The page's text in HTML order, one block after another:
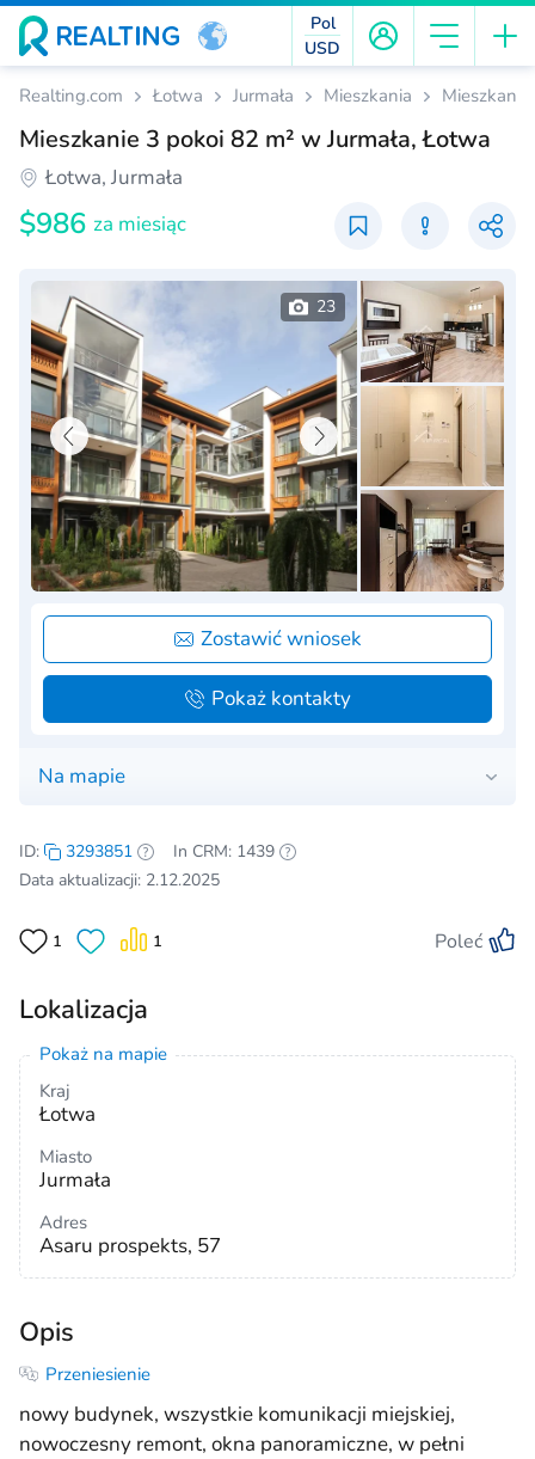
Pol
USD
Realting.com Łotwa Jurmała Mieszkania
Mieszkanie 3 pokoi 82 m² w Jurmała, Łotwa
Łotwa, Jurmała
$986 za miesiąc
Na mapie
23
Zostawić wniosek
Pokaż kontakty
ID: 3293851
In CRM: 1439
Data aktualizacji: 2.12.2025
1 1 Poleć
Lokalizacja
Pokaż na mapie
Kraj
Łotwa
Miasto
Jurmała
Adres
Asaru prospekts, 57
Opis
Przeniesienie
nowy budynek, wszystkie komunikacji miejskiej,
nowoczesny remont, okna panoramiczne, w pełni